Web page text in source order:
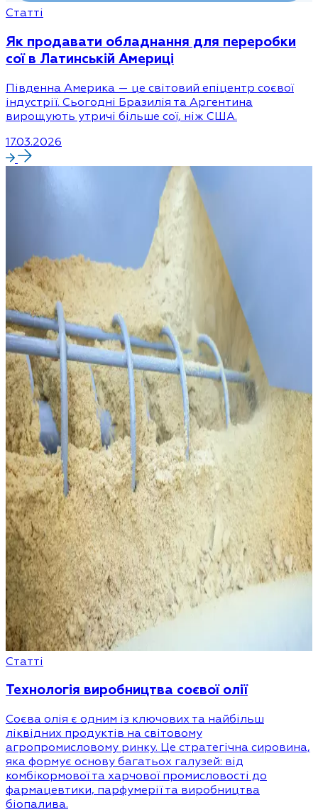
Статті
Як продавати обладнання для переробки
сої в Латинській Америці
Південна Америка — це світовий епіцентр соєвої
індустрії. Сьогодні Бразилія та Аргентина
вирощують утричі більше сої, ніж США.
17.03.2026
Статті
Технологія виробництва соєвої олії
Соєва олія є одним із ключових та найбільш
ліквідних продуктів на світовому
агропромисловому ринку. Це стратегічна сировина,
яка формує основу багатьох галузей: від
комбікормової та харчової промисловості до
фармацевтики, парфумерії та виробництва
біопалива.